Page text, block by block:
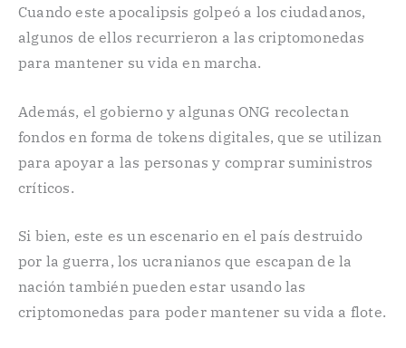
Cuando este apocalipsis golpeó a los ciudadanos,
algunos de ellos recurrieron a las criptomonedas
para mantener su vida en marcha.
Además, el gobierno y algunas ONG recolectan
fondos en forma de tokens digitales, que se utilizan
para apoyar a las personas y comprar suministros
críticos.
Si bien, este es un escenario en el país destruido
por la guerra, los ucranianos que escapan de la
nación también pueden estar usando las
criptomonedas para poder mantener su vida a flote.